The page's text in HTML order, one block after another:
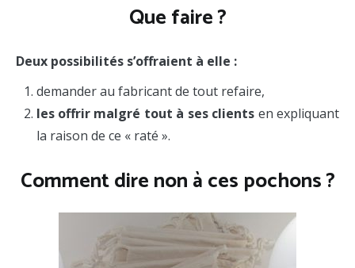
Que faire ?
Deux possibilités s’offraient à elle :
demander au fabricant de tout refaire,
les offrir malgré tout à ses clients en expliquant
la raison de ce « raté ».
Comment dire non à ces pochons ?